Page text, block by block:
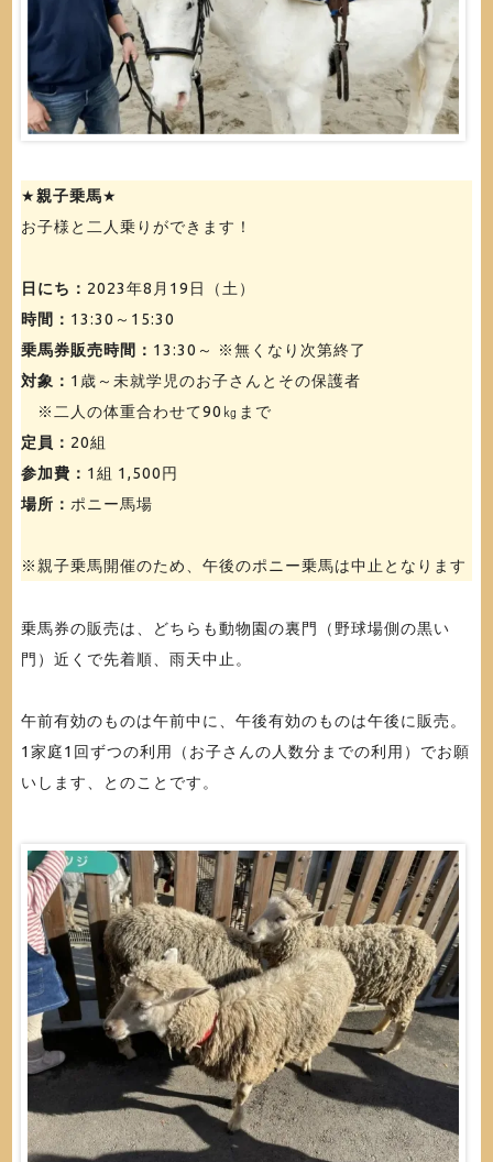
★親子乗馬★
お子様と二人乗りができます！
日にち： 2023年8月19日（土）
時間： 13:30～15:30
乗馬券販売時間： 13:30～ ※無くなり次第終了
対象： 1歳～未就学児のお子さんとその保護者
※二人の体重合わせて90㎏まで
定員： 20組
参加費： 1組 1,500円
場所： ポニー馬場
※親子乗馬開催のため、午後のポニー乗馬は中止となります
乗馬券の販売は、どちらも動物園の裏門（野球場側の黒い
門）近くで先着順、雨天中止。
午前有効のものは午前中に、午後有効のものは午後に販売。
1家庭1回ずつの利用（お子さんの人数分までの利用）でお願
いします、とのことです。